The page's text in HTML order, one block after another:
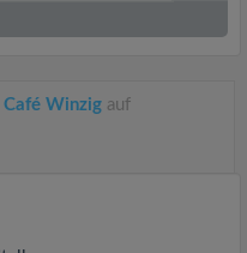
Café Winzig auf